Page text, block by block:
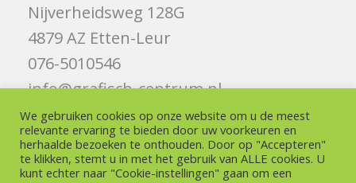
Nijverheidsweg 128G
4879 AZ Etten-Leur
076-5010546
info@grafisch-centrum.nl
Volg ons
Like ons op Facebook
We gebruiken cookies op onze website om u de meest
relevante ervaring te bieden door uw voorkeuren en
herhaalde bezoeken te onthouden. Door op "Accepteren"
te klikken, stemt u in met het gebruik van ALLE cookies. U
kunt echter naar "Cookie-instellingen" gaan om een ​​